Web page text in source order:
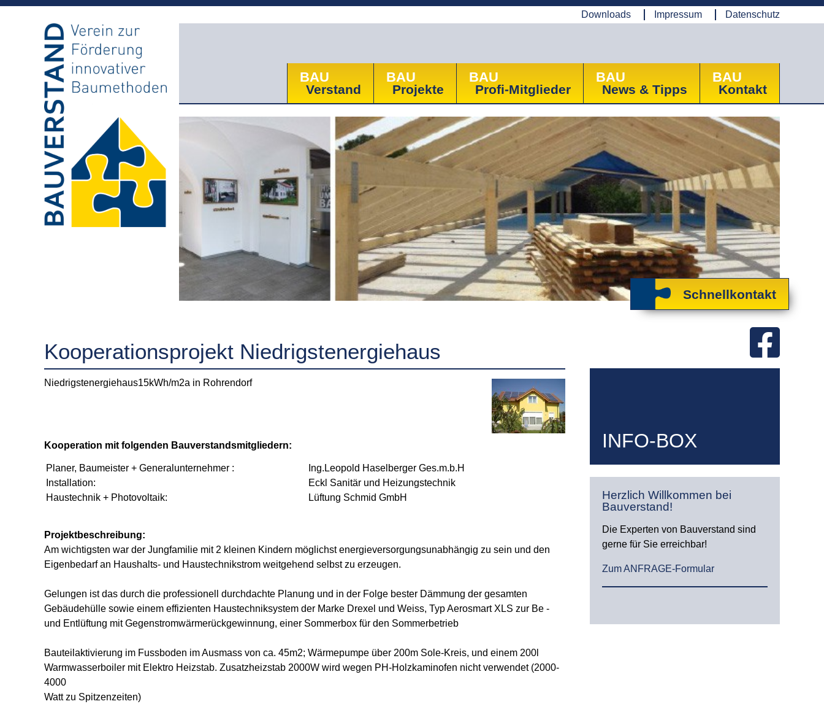
Downloads Impressum Datenschutz
BAU
Verstand
BAU
Projekte
BAU
Profi-Mitglieder
BAU
News & Tipps
BAU
Kontakt
Schnellkontakt
Kooperationsprojekt Niedrigstenergiehaus
Niedrigstenergiehaus15kWh/m2a in Rohrendorf
Kooperation mit folgenden Bauverstandsmitgliedern:
Planer, Baumeister + Generalunternehmer :
Installation:
Haustechnik + Photovoltaik:
Ing.Leopold Haselberger Ges.m.b.H
Eckl Sanitär und Heizungstechnik
Lüftung Schmid GmbH
Projektbeschreibung:
Am wichtigsten war der Jungfamilie mit 2 kleinen Kindern möglichst energieversorgungsunabhängig zu sein und den
Eigenbedarf an Haushalts- und Haustechnikstrom weitgehend selbst zu erzeugen.
Gelungen ist das durch die professionell durchdachte Planung und in der Folge bester Dämmung der gesamten
Gebäudehülle sowie einem effizienten Haustechniksystem der Marke Drexel und Weiss, Typ Aerosmart XLS zur Be -
und Entlüftung mit Gegenstromwärmerückgewinnung, einer Sommerbox für den Sommerbetrieb
Bauteilaktivierung im Fussboden im Ausmass von ca. 45m2; Wärmepumpe über 200m Sole-Kreis, und einem 200l
Warmwasserboiler mit Elektro Heizstab. Zusatzheizstab 2000W wird wegen PH-Holzkaminofen nicht verwendet (2000-
4000
Watt zu Spitzenzeiten)
INFO-BOX
Herzlich Willkommen bei
Bauverstand!
Die Experten von Bauverstand sind
gerne für Sie erreichbar!
Zum ANFRAGE-Formular